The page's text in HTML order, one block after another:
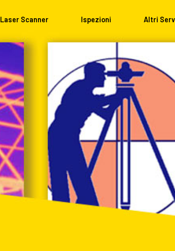
Laser Scanner Ispezioni Altri